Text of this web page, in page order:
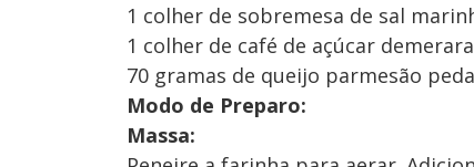
1 colher de sobremesa de sal
1 colher de café de açúcar demerara
70 gramas de queijo parmesão
Modo de Preparo:
Massa: